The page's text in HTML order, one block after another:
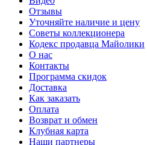
Отзывы
Уточняйте наличие и цену
Советы коллекционера
Кодекс продавца Майолики
О нас
Контакты
Программа скидок
Доставка
Как заказать
Оплата
Возврат и обмен
Клубная карта
Наши партнеры